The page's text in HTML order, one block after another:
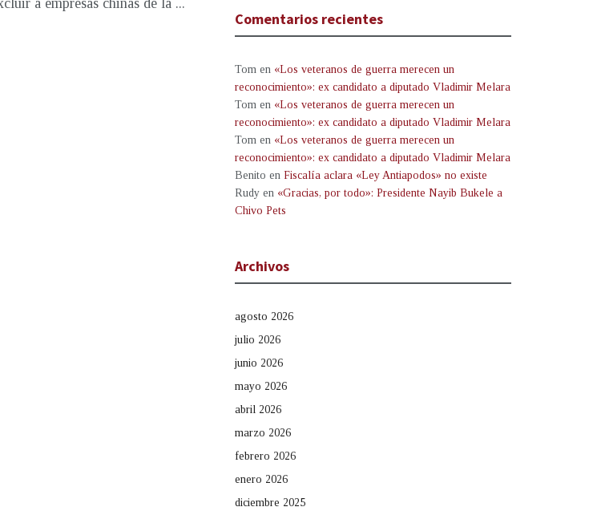
Comentarios recientes
Tom en «Los veteranos de guerra merecen un
reconocimiento»: ex candidato a diputado Vladimir Melara
Tom en «Los veteranos de guerra merecen un
reconocimiento»: ex candidato a diputado Vladimir Melara
Tom en «Los veteranos de guerra merecen un
reconocimiento»: ex candidato a diputado Vladimir Melara
Benito en Fiscalía aclara «Ley Antiapodos» no existe
Rudy en «Gracias, por todo»: Presidente Nayib Bukele a
Chivo Pets
Archivos
agosto 2026
julio 2026
junio 2026
mayo 2026
abril 2026
marzo 2026
febrero 2026
enero 2026
diciembre 2025